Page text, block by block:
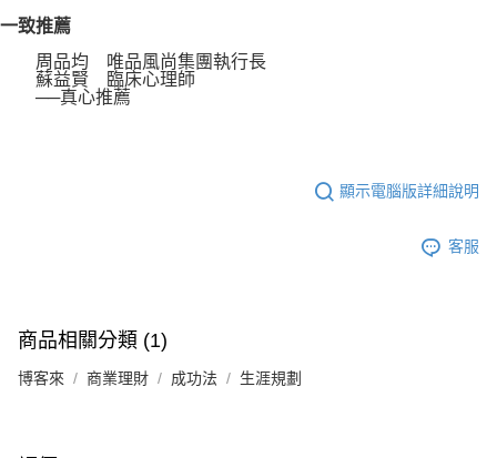
一致推薦
周品均 唯品風尚集團執行長
蘇益賢 臨床心理師
──真心推薦
顯示電腦版詳細說明
客服
商品相關分類 (1)
博客來 商業理財 成功法 生涯規劃